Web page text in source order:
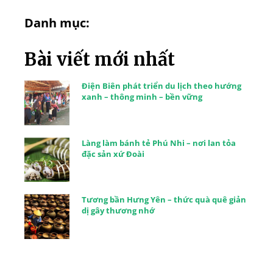
Danh mục:
Bài viết mới nhất
Điện Biên phát triển du lịch theo hướng
xanh – thông minh – bền vững
Làng làm bánh tẻ Phú Nhi – nơi lan tỏa
đặc sản xứ Đoài
Tương bần Hưng Yên – thức quà quê giản
dị gây thương nhớ